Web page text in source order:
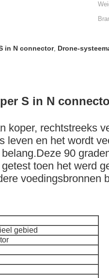
in N connector, Drone-
S in N
koper, rechtstreeks
leven en het wordt
90
toen het werd
voedingsbronnen
gebied